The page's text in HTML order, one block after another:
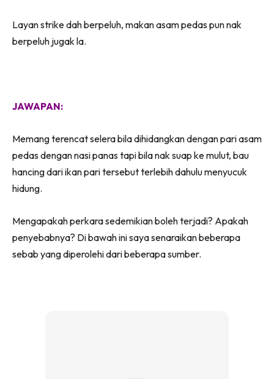
Layan strike dah berpeluh, makan asam pedas pun nak
berpeluh jugak la.
JAWAPAN:
Memang terencat selera bila dihidangkan dengan pari asam
pedas dengan nasi panas tapi bila nak suap ke mulut, bau
hancing dari ikan pari tersebut terlebih dahulu menyucuk
hidung.
Mengapakah perkara sedemikian boleh terjadi? Apakah
penyebabnya? Di bawah ini saya senaraikan beberapa
sebab yang diperolehi dari beberapa sumber.